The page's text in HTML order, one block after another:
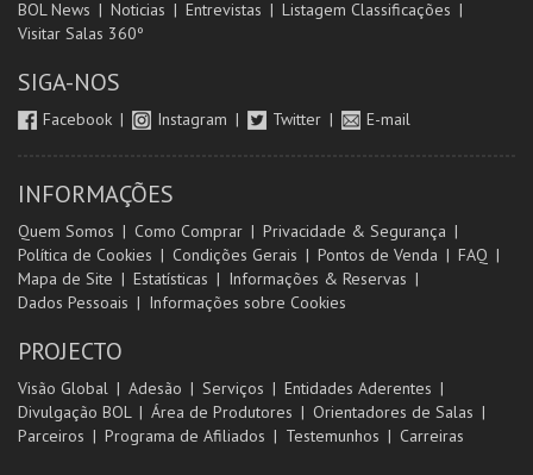
BOL News Noticias Entrevistas
Listagem Classificações
Visitar Salas 360º
SIGA-NOS
Facebook Instagram Twitter E-mail
INFORMAÇÕES
Quem Somos Como Comprar
Privacidade & Segurança
Política de Cookies
Condições Gerais Pontos de Venda
FAQ
Mapa de Site
Estatísticas
Informações & Reservas
Dados Pessoais
Informações sobre Cookies
PROJECTO
Visão Global Adesão Serviços
Entidades Aderentes
Divulgação BOL
Área de Produtores
Orientadores de Salas
Parceiros
Programa de Afiliados Testemunhos Carreiras